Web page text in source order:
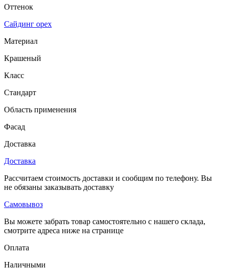
Оттенок
Сайдинг орех
Материал
Крашеный
Класс
Стандарт
Область применения
Фасад
Доставка
Доставка
Рассчитаем стоимость доставки и сообщим по телефону. Вы
не обязаны заказывать доставку
Самовывоз
Вы можете забрать товар самостоятельно с нашего склада,
смотрите адреса ниже на странице
Оплата
Наличными